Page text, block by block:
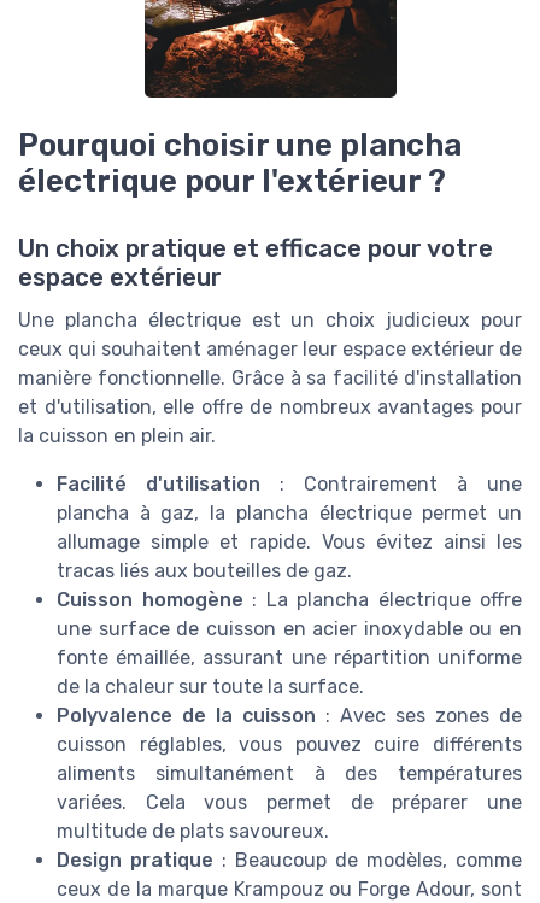
Pourquoi choisir une plancha
électrique pour l'extérieur ?
Un choix pratique et efficace pour votre
espace extérieur
Une plancha électrique est un choix judicieux pour
ceux qui souhaitent aménager leur espace extérieur de
manière fonctionnelle. Grâce à sa facilité d'installation
et d'utilisation, elle offre de nombreux avantages pour
la cuisson en plein air.
Facilité d'utilisation : Contrairement à une
plancha à gaz, la plancha électrique permet un
allumage simple et rapide. Vous évitez ainsi les
tracas liés aux bouteilles de gaz.
Cuisson homogène : La plancha électrique offre
une surface de cuisson en acier inoxydable ou en
fonte émaillée, assurant une répartition uniforme
de la chaleur sur toute la surface.
Polyvalence de la cuisson : Avec ses zones de
cuisson réglables, vous pouvez cuire différents
aliments simultanément à des températures
variées. Cela vous permet de préparer une
multitude de plats savoureux.
Design pratique : Beaucoup de modèles, comme
ceux de la marque Krampouz ou Forge Adour, sont